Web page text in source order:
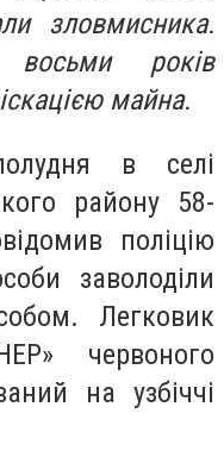
зловмисника.
років
майна.
в селі
району 58-
поліцію
заволоділи
Легковик
червоного
на узбіччі